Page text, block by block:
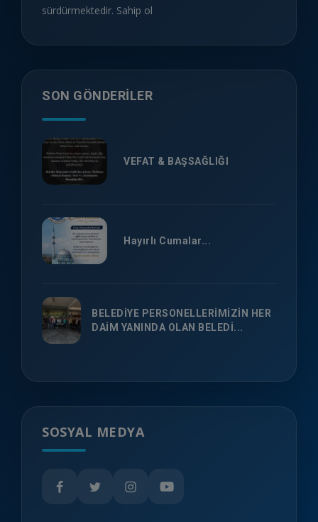
sürdürmektedir. Sahip ol
SON GÖNDERILER
VEFAT & BAŞSAĞLIĞI
Hayırlı Cumalar...
BELEDİYE PERSONELLERİMİZİN HER
DAİM YANINDA OLAN BELEDİ...
SOSYAL MEDYA